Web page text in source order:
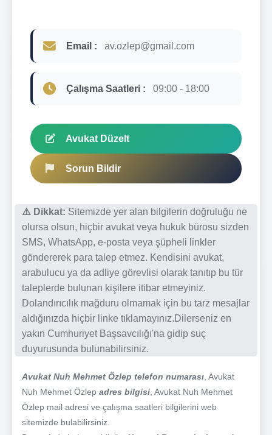
Email : av.ozlep@gmail.com
Çalışma Saatleri : 09:00 - 18:00
Avukat Düzelt
Sorun Bildir
⚠️ Dikkat: Sitemizde yer alan bilgilerin doğruluğu ne
olursa olsun, hiçbir avukat veya hukuk bürosu sizden
SMS, WhatsApp, e-posta veya şüpheli linkler
göndererek para talep etmez. Kendisini avukat,
arabulucu ya da adliye görevlisi olarak tanıtıp bu tür
taleplerde bulunan kişilere itibar etmeyiniz.
Dolandırıcılık mağduru olmamak için bu tarz mesajlar
aldığınızda hiçbir linke tıklamayınız.Dilerseniz en
yakın Cumhuriyet Başsavcılığı'na gidip suç
duyurusunda bulunabilirsiniz.
Avukat Nuh Mehmet Özlep telefon numarası , Avukat
Nuh Mehmet Özlep adres bilgisi , Avukat Nuh Mehmet
Özlep mail adresi ve çalışma saatleri bilgilerini web
sitemizde bulabilirsiniz.